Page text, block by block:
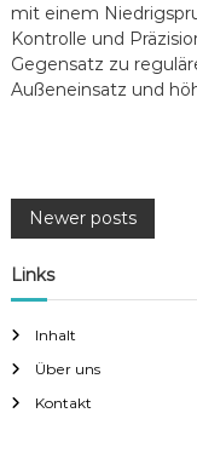
mit einem
Kontrolle und
Gegensatz zu
Außeneinsatz und
P
o
s
t
Newer posts
Links
Inhalt
Über uns
Kontakt